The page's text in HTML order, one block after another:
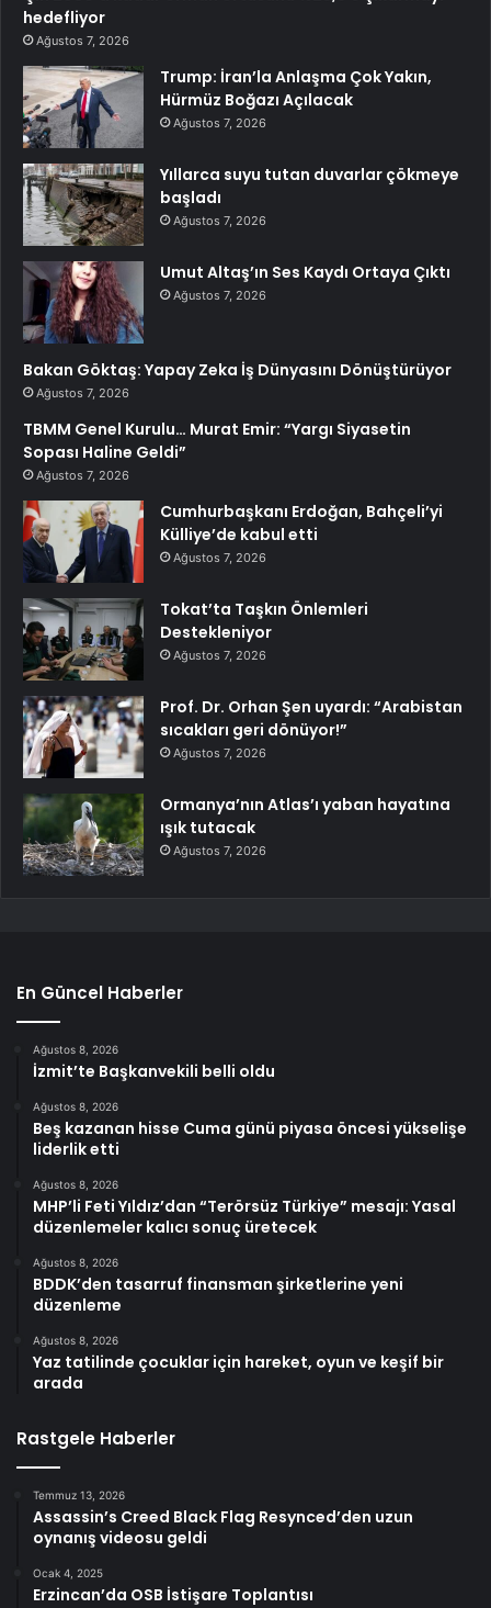
hedefliyor
Ağustos 7, 2026
Trump: İran’la Anlaşma Çok Yakın,
Hürmüz Boğazı Açılacak
Ağustos 7, 2026
Yıllarca suyu tutan duvarlar çökmeye
başladı
Ağustos 7, 2026
Umut Altaş’ın Ses Kaydı Ortaya Çıktı
Ağustos 7, 2026
Bakan Göktaş: Yapay Zeka İş Dünyasını Dönüştürüyor
Ağustos 7, 2026
TBMM Genel Kurulu… Murat Emir: “Yargı Siyasetin
Sopası Haline Geldi”
Ağustos 7, 2026
Cumhurbaşkanı Erdoğan, Bahçeli’yi
Külliye’de kabul etti
Ağustos 7, 2026
Tokat’ta Taşkın Önlemleri
Destekleniyor
Ağustos 7, 2026
Prof. Dr. Orhan Şen uyardı: “Arabistan
sıcakları geri dönüyor!”
Ağustos 7, 2026
Ormanya’nın Atlas’ı yaban hayatına
ışık tutacak
Ağustos 7, 2026
En Güncel Haberler
Ağustos 8, 2026
İzmit’te Başkanvekili belli oldu
Ağustos 8, 2026
Beş kazanan hisse Cuma günü piyasa öncesi yükselişe
liderlik etti
Ağustos 8, 2026
MHP’li Feti Yıldız’dan “Terörsüz Türkiye” mesajı: Yasal
düzenlemeler kalıcı sonuç üretecek
Ağustos 8, 2026
BDDK’den tasarruf finansman şirketlerine yeni
düzenleme
Ağustos 8, 2026
Yaz tatilinde çocuklar için hareket, oyun ve keşif bir
arada
Rastgele Haberler
Temmuz 13, 2026
Assassin’s Creed Black Flag Resynced’den uzun
oynanış videosu geldi
Ocak 4, 2025
Erzincan’da OSB İstişare Toplantısı